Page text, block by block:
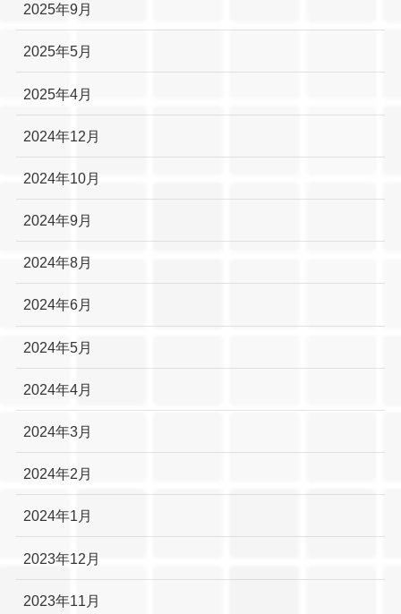
2025年9月
2025年5月
2025年4月
2024年12月
2024年10月
2024年9月
2024年8月
2024年6月
2024年5月
2024年4月
2024年3月
2024年2月
2024年1月
2023年12月
2023年11月